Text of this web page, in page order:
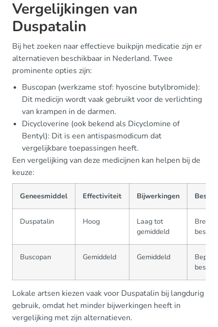
Vergelijkingen van
Duspatalin
Bij het zoeken naar effectieve buikpijn medicatie zijn er
alternatieven beschikbaar in Nederland. Twee
prominente opties zijn:
Buscopan (werkzame stof: hyoscine butylbromide):
Dit medicijn wordt vaak gebruikt voor de verlichting
van krampen in de darmen.
Dicycloverine (ook bekend als Dicyclomine of
Bentyl): Dit is een antispasmodicum dat
vergelijkbare toepassingen heeft.
Een vergelijking van deze medicijnen kan helpen bij de
keuze:
Geneesmiddel Effectiviteit Bijwerkingen
Duspatalin Hoog
Laag tot
gemiddeld
Brede
Buscopan Gemiddeld Gemiddeld
Lokale artsen kiezen vaak voor Duspatalin bij langdurig
gebruik, omdat het minder bijwerkingen heeft in
vergelijking met zijn alternatieven.